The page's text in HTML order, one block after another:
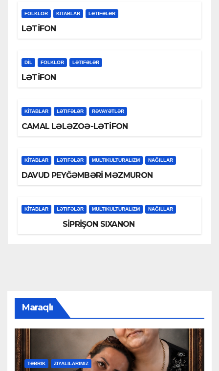
FOLKLOR KİTABLAR LƏTIFƏLƏR
LƏTİFON
DİL FOLKLOR LƏTIFƏLƏR
LƏTİFON
KİTABLAR LƏTIFƏLƏR RƏVAYƏTLƏR
CAMAL LƏLƏZOƏ-LƏTİFON
KİTABLAR LƏTIFƏLƏR MULTIKULTURALIZM NAĞILLAR
DAVUD PEYĞƏMBƏRİ MƏZMURON
KİTABLAR LƏTIFƏLƏR MULTIKULTURALIZM NAĞILLAR
SİPRİŞON SIXANON
Maraqlı
TƏBRİK ZİYALILARIMIZ